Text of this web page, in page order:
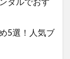
タルでおす
5選！人気ブ